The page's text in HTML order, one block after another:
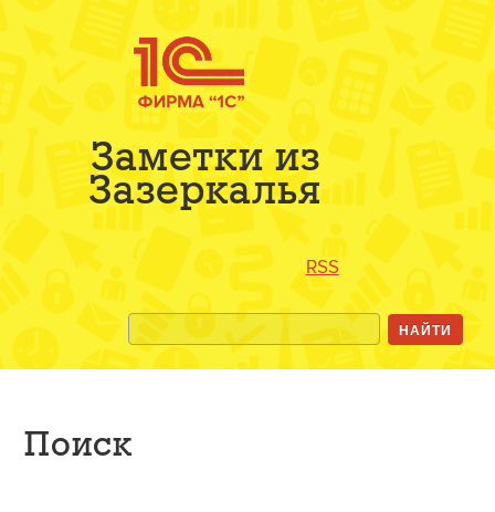
Заметки из
Зазеркалья
RSS
Поиск